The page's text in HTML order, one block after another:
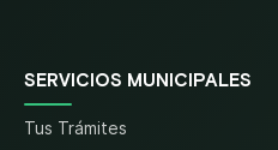
SERVICIOS MUNICIPALES
Tus Trámites